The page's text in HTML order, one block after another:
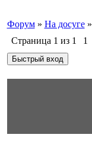
Форум » На досуге »
Страница 1 из 1 1